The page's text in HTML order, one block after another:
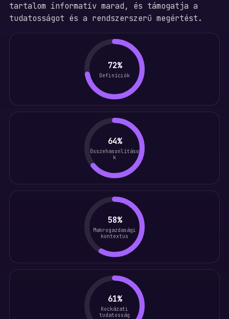
tartalom informatív marad, és támogatja a
tudatosságot és a rendszerszerű megértést.
72%
Definíciók
64%
Összehasonlításo
k
58%
Makrogazdasági
kontextus
61%
Kockázati
tudatosság